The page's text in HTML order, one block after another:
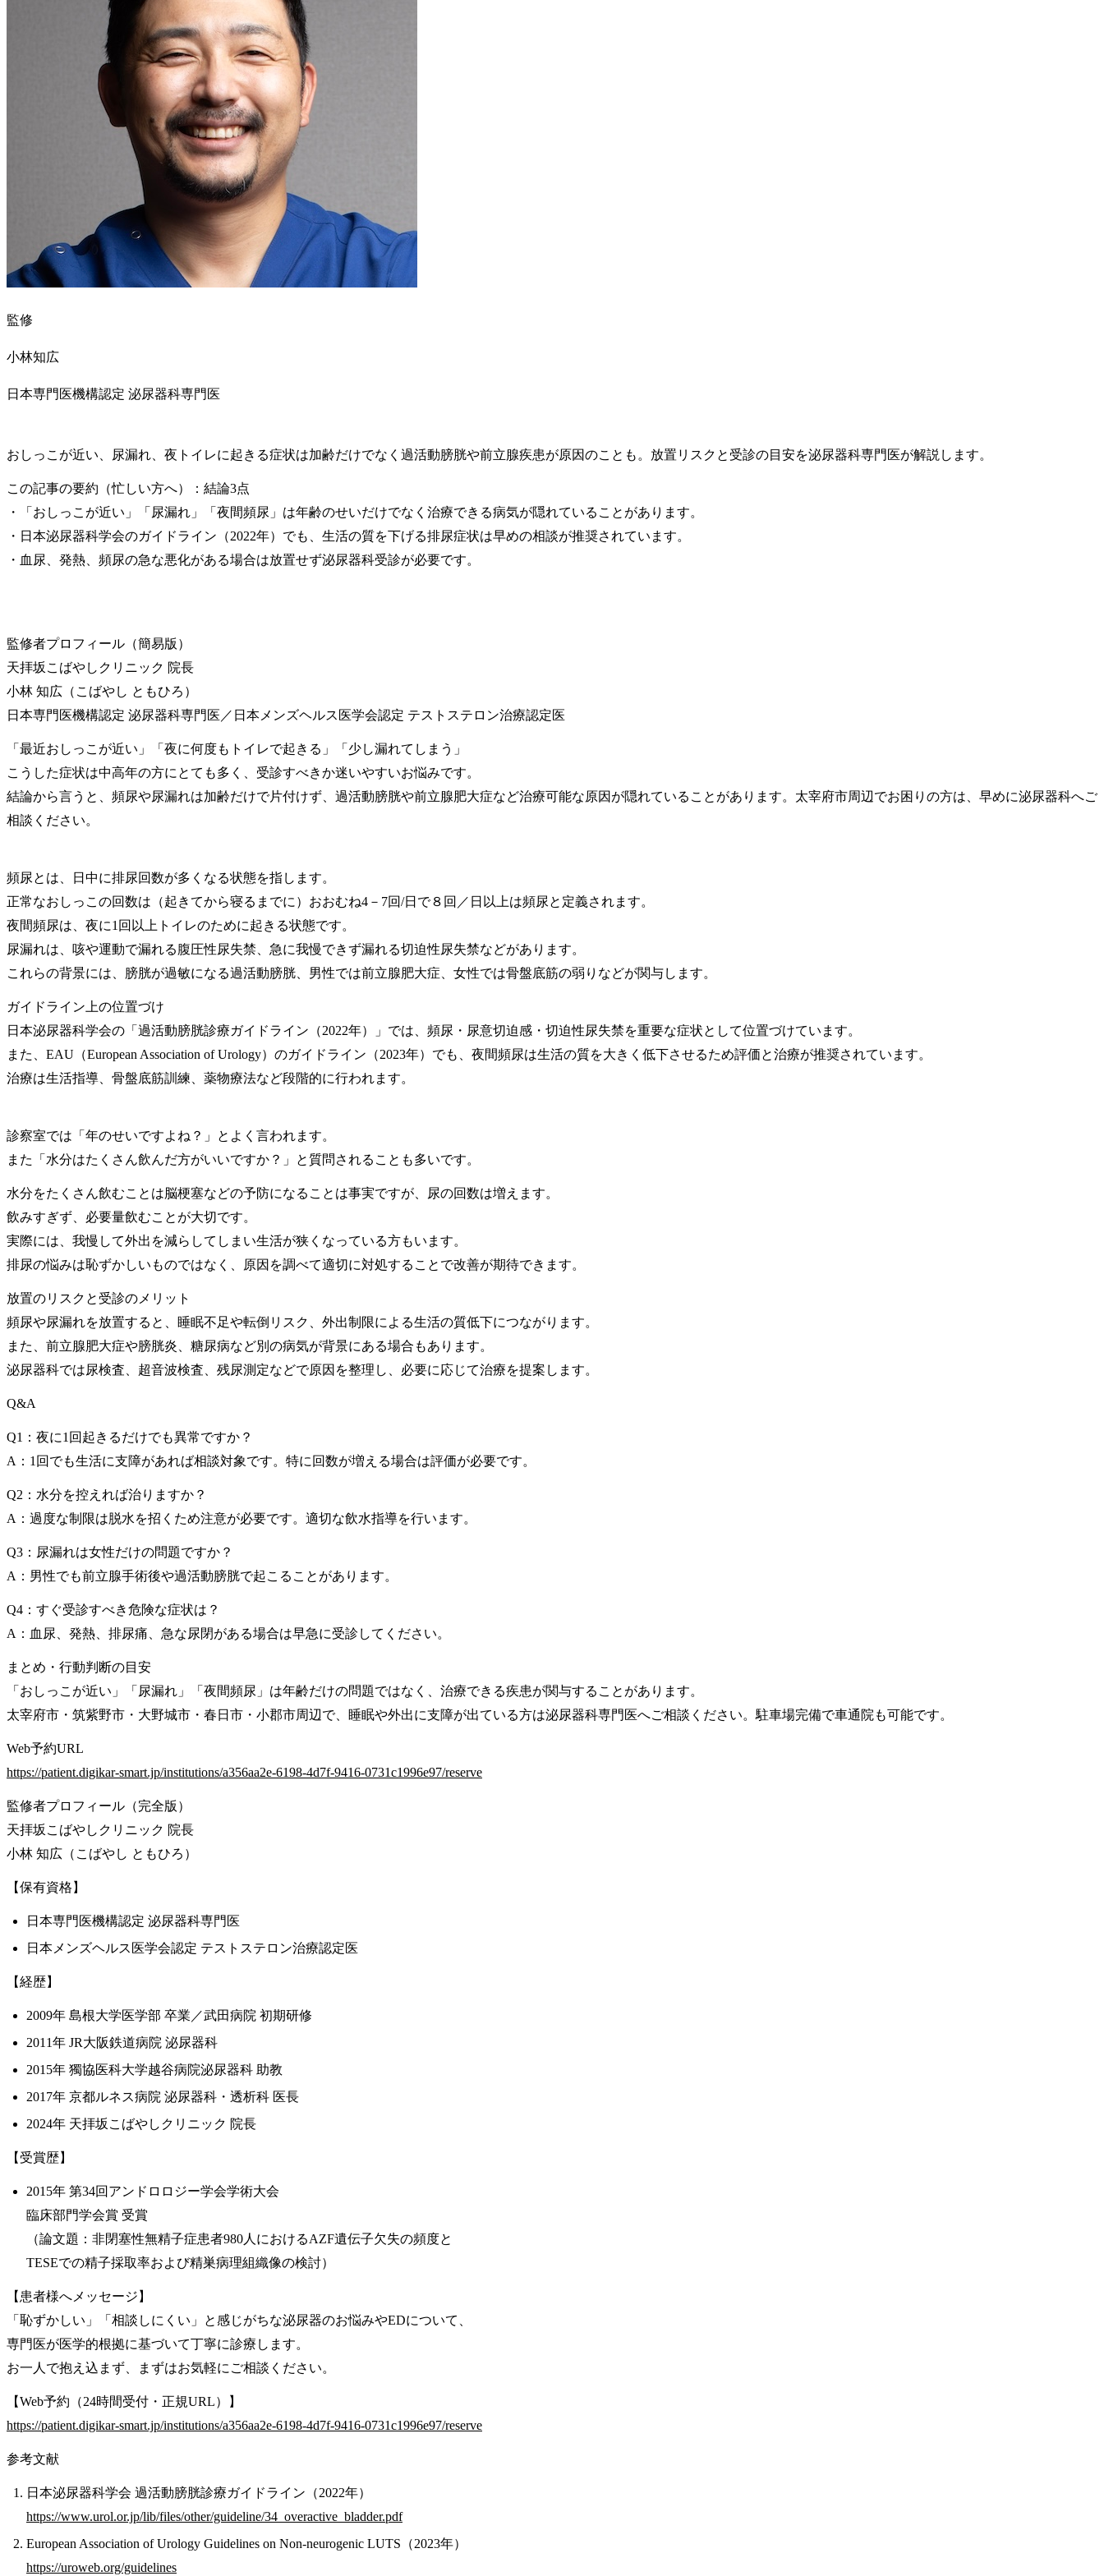
監修
小林知広
日本専門医機構認定 泌尿器科専門医
おしっこが近い、尿漏れ、夜トイレに起きる症状は加齢だけでなく過活動膀胱や前立腺疾患が原因のことも。放置リスクと受診の目安を泌尿器科専門医が解説します。
この記事の要約（忙しい方へ）：結論3点
・「おしっこが近い」「尿漏れ」「夜間頻尿」は年齢のせいだけでなく治療できる病気が隠れていることがあります。
・日本泌尿器科学会のガイドライン（2022年）でも、生活の質を下げる排尿症状は早めの相談が推奨されています。
・血尿、発熱、頻尿の急な悪化がある場合は放置せず泌尿器科受診が必要です。
監修者プロフィール（簡易版）
天拝坂こばやしクリニック 院長
小林 知広（こばやし ともひろ）
日本専門医機構認定 泌尿器科専門医／日本メンズヘルス医学会認定 テストステロン治療認定医
「最近おしっこが近い」「夜に何度もトイレで起きる」「少し漏れてしまう」
こうした症状は中高年の方にとても多く、受診すべきか迷いやすいお悩みです。
結論から言うと、頻尿や尿漏れは加齢だけで片付けず、過活動膀胱や前立腺肥大症など治療可能な原因が隠れていることがあります。太宰府市周辺でお困りの方は、早めに泌尿器科へご
相談ください。
頻尿とは、日中に排尿回数が多くなる状態を指します。
正常なおしっこの回数は（起きてから寝るまでに）おおむね4－7回/日で８回／日以上は頻尿と定義されます。
夜間頻尿は、夜に1回以上トイレのために起きる状態です。
尿漏れは、咳や運動で漏れる腹圧性尿失禁、急に我慢できず漏れる切迫性尿失禁などがあります。
これらの背景には、膀胱が過敏になる過活動膀胱、男性では前立腺肥大症、女性では骨盤底筋の弱りなどが関与します。
ガイドライン上の位置づけ
日本泌尿器科学会の「過活動膀胱診療ガイドライン（2022年）」では、頻尿・尿意切迫感・切迫性尿失禁を重要な症状として位置づけています。
また、EAU（European Association of Urology）のガイドライン（2023年）でも、夜間頻尿は生活の質を大きく低下させるため評価と治療が推奨されています。
治療は生活指導、骨盤底筋訓練、薬物療法など段階的に行われます。
診察室では「年のせいですよね？」とよく言われます。
また「水分はたくさん飲んだ方がいいですか？」と質問されることも多いです。
水分をたくさん飲むことは脳梗塞などの予防になることは事実ですが、尿の回数は増えます。
飲みすぎず、必要量飲むことが大切です。
実際には、我慢して外出を減らしてしまい生活が狭くなっている方もいます。
排尿の悩みは恥ずかしいものではなく、原因を調べて適切に対処することで改善が期待できます。
放置のリスクと受診のメリット
頻尿や尿漏れを放置すると、睡眠不足や転倒リスク、外出制限による生活の質低下につながります。
また、前立腺肥大症や膀胱炎、糖尿病など別の病気が背景にある場合もあります。
泌尿器科では尿検査、超音波検査、残尿測定などで原因を整理し、必要に応じて治療を提案します。
Q&A
Q1：夜に1回起きるだけでも異常ですか？
A：1回でも生活に支障があれば相談対象です。特に回数が増える場合は評価が必要です。
Q2：水分を控えれば治りますか？
A：過度な制限は脱水を招くため注意が必要です。適切な飲水指導を行います。
Q3：尿漏れは女性だけの問題ですか？
A：男性でも前立腺手術後や過活動膀胱で起こることがあります。
Q4：すぐ受診すべき危険な症状は？
A：血尿、発熱、排尿痛、急な尿閉がある場合は早急に受診してください。
まとめ・行動判断の目安
「おしっこが近い」「尿漏れ」「夜間頻尿」は年齢だけの問題ではなく、治療できる疾患が関与することがあります。
太宰府市・筑紫野市・大野城市・春日市・小郡市周辺で、睡眠や外出に支障が出ている方は泌尿器科専門医へご相談ください。駐車場完備で車通院も可能です。
Web予約URL
https://patient.digikar-smart.jp/institutions/a356aa2e-6198-4d7f-9416-0731c1996e97/reserve
監修者プロフィール（完全版）
天拝坂こばやしクリニック 院長
小林 知広（こばやし ともひろ）
【保有資格】
日本専門医機構認定 泌尿器科専門医
日本メンズヘルス医学会認定 テストステロン治療認定医
【経歴】
2009年 島根大学医学部 卒業／武田病院 初期研修
2011年 JR大阪鉄道病院 泌尿器科
2015年 獨協医科大学越谷病院泌尿器科 助教
2017年 京都ルネス病院 泌尿器科・透析科 医長
2024年 天拝坂こばやしクリニック 院長
【受賞歴】
2015年 第34回アンドロロジー学会学術大会
臨床部門学会賞 受賞
（論文題：非閉塞性無精子症患者980人におけるAZF遺伝子欠失の頻度と
TESEでの精子採取率および精巣病理組織像の検討）
【患者様へメッセージ】
「恥ずかしい」「相談しにくい」と感じがちな泌尿器のお悩みやEDについて、
専門医が医学的根拠に基づいて丁寧に診療します。
お一人で抱え込まず、まずはお気軽にご相談ください。
【Web予約（24時間受付・正規URL）】
https://patient.digikar-smart.jp/institutions/a356aa2e-6198-4d7f-9416-0731c1996e97/reserve
参考文献
日本泌尿器科学会 過活動膀胱診療ガイドライン（2022年）
https://www.urol.or.jp/lib/files/other/guideline/34_overactive_bladder.pdf
European Association of Urology Guidelines on Non-neurogenic LUTS（2023年）
https://uroweb.org/guidelines